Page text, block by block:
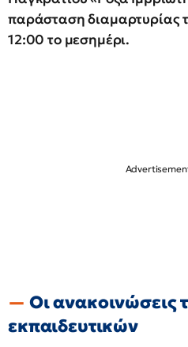
παράσταση διαμαρτυρίας
12:00 το μεσημέρι.
Οι ανακοινώσεις
εκπαιδευτικών